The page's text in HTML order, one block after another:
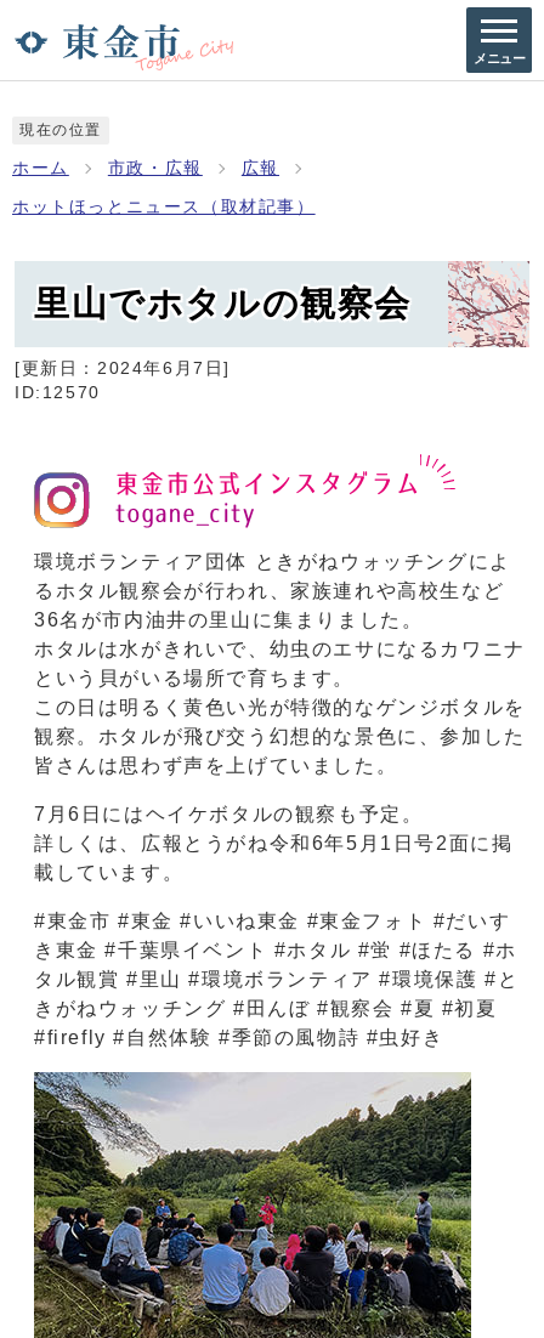
メニュー
現在の位置
ホーム 市政・広報 広報
ホットほっとニュース（取材記事）
里山でホタルの観察会
[更新日： 2024年6月7日]
ID:12570
環境ボランティア団体 ときがねウォッチングによ
るホタル観察会が行われ、家族連れや高校生など
36名が市内油井の里山に集まりました。
ホタルは水がきれいで、幼虫のエサになるカワニナ
という貝がいる場所で育ちます。
この日は明るく黄色い光が特徴的なゲンジボタルを
観察。ホタルが飛び交う幻想的な景色に、参加した
皆さんは思わず声を上げていました。
7月6日にはヘイケボタルの観察も予定。
詳しくは、広報とうがね令和6年5月1日号2面に掲
載しています。
#東金市 #東金 #いいね東金 #東金フォト #だいす
き東金 #千葉県イベント #ホタル #蛍 #ほたる #ホ
タル観賞 #里山 #環境ボランティア #環境保護 #と
きがねウォッチング #田んぼ #観察会 #夏 #初夏
#firefly #自然体験 #季節の風物詩 #虫好き